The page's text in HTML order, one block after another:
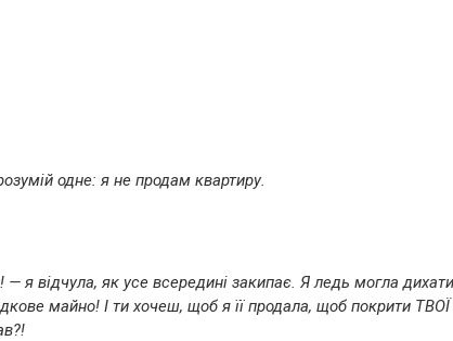
одне: я не продам квартиру.
— я відчула, як усе всередині закипає. Я ледь могла
майно! І ти хочеш, щоб я її продала, щоб покрити ТВОЇ